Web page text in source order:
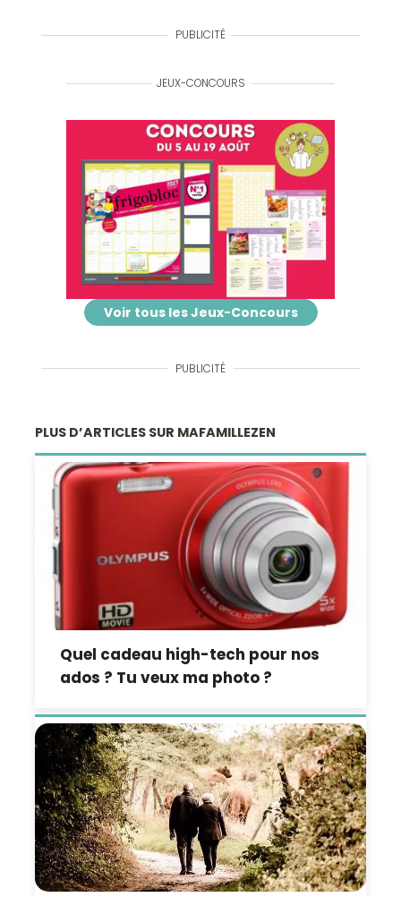
PUBLICITÉ
JEUX-CONCOURS
Voir tous les Jeux-Concours
PUBLICITÉ
PLUS D’ARTICLES SUR MAFAMILLEZEN
Quel cadeau high-tech pour nos
ados ? Tu veux ma photo ?